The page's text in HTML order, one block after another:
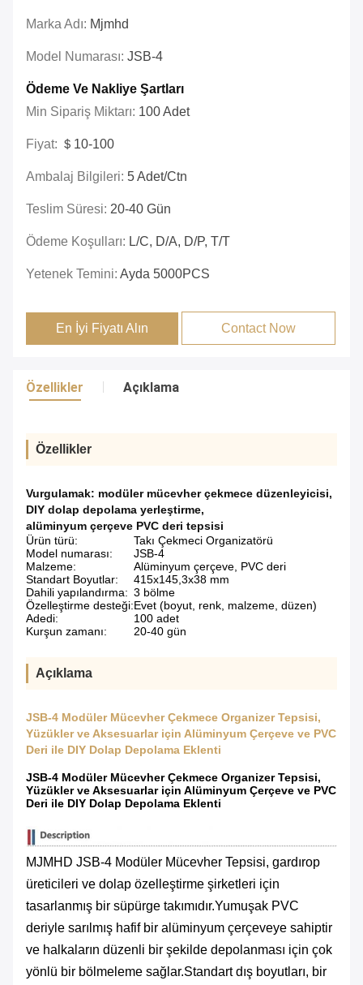
Marka Adı: Mjmhd
Model Numarası: JSB-4
Ödeme Ve Nakliye Şartları
Min Sipariş Miktarı: 100 Adet
Fiyat: ＄10-100
Ambalaj Bilgileri: 5 Adet/ctn
Teslim Süresi: 20-40 Gün
Ödeme Koşulları: L/C, D/A, D/P, T/T
Yetenek Temini: Ayda 5000PCS
En İyi Fiyatı Alın Contact Now
Özellikler Açıklama
Özellikler
Vurgulamak: modüler mücevher çekmece düzenleyicisi,
DIY dolap depolama yerleştirme,
alüminyum çerçeve PVC deri tepsisi
Ürün türü:
Takı Çekmeci Organizatörü
Model numarası:
JSB-4
Malzeme:
Alüminyum çerçeve, PVC deri
Standart Boyutlar:
415x145,3x38 mm
Dahili yapılandırma: 3 bölme
Özelleştirme desteği:Evet (boyut, renk, malzeme, düzen)
Adedi:
100 adet
Kurşun zamanı:
20-40 gün
Açıklama
JSB-4 Modüler Mücevher Çekmece Organizer Tepsisi,
Yüzükler ve Aksesuarlar için Alüminyum Çerçeve ve PVC
Deri ile DIY Dolap Depolama Eklenti
JSB-4 Modüler Mücevher Çekmece Organizer Tepsisi,
Yüzükler ve Aksesuarlar için Alüminyum Çerçeve ve PVC
Deri ile DIY Dolap Depolama Eklenti
MJMHD JSB-4 Modüler Mücevher Tepsisi, gardırop
üreticileri ve dolap özelleştirme şirketleri için
tasarlanmış bir süpürge takımıdır.Yumuşak PVC
deriyle sarılmış hafif bir alüminyum çerçeveye sahiptir
ve halkaların düzenli bir şekilde depolanması için çok
yönlü bir bölmeleme sağlar.Standart dış boyutları, bir